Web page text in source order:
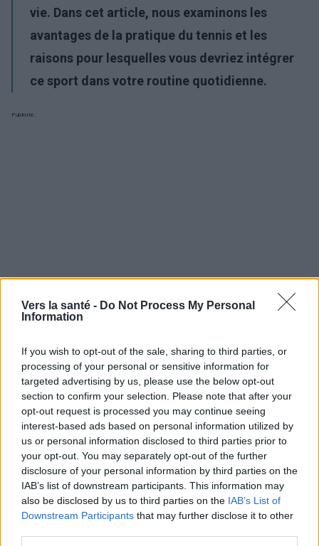
Vers la santé - Do Not Process My Personal
Information
If you wish to opt-out of the sale, sharing to third parties, or
processing of your personal or sensitive information for
targeted advertising by us, please use the below opt-out
section to confirm your selection. Please note that after your
opt-out request is processed you may continue seeing
interest-based ads based on personal information utilized by
us or personal information disclosed to third parties prior to
your opt-out. You may separately opt-out of the further
disclosure of your personal information by third parties on the
IAB’s list of downstream participants. This information may
also be disclosed by us to third parties on the IAB’s List of
Downstream Participants that may further disclose it to other
vie. Dans cet article, nous examinons les
avantages de la pratique du tennis et les
raisons pour lesquelles vous devriez intégrer
ce sport dans votre routine quotidienne.
Publicité:
Utile? Partagez-le sur Facebook!
Vous voulez rester informé ? Suivez-
nous sur
G oogle
News
EN RAPPORT
Sujets Comment commencer à jouer au tennis